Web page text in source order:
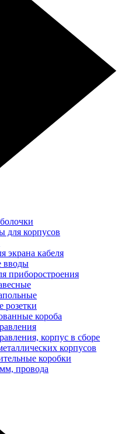
для корпусов
экрана кабеля
вводы
приборостроения
розетки
короба
корпус в сборе
корпусов
коробки
провода